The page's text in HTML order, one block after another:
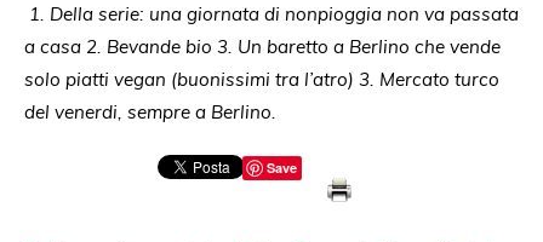
1. Della serie: una giornata di nonpioggia non va passata
a casa 2. Bevande bio 3. Un baretto a Berlino che vende
solo piatti vegan (buonissimi tra l’atro) 3. Mercato turco
del venerdi, sempre a Berlino.
Save